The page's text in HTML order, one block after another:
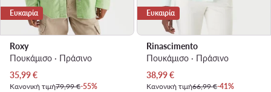
Ευκαιρία
Roxy
Πουκάμισο · Πράσινο
Τρέχουσα τιμή
35,99€
Κανονική τιμή79,99 €-55%
Ευκαιρία
Rinascimento
Πουκάμισο · Πράσινο
Τρέχουσα τιμή
38,99€
Κανονική τιμή66,99 €-41%